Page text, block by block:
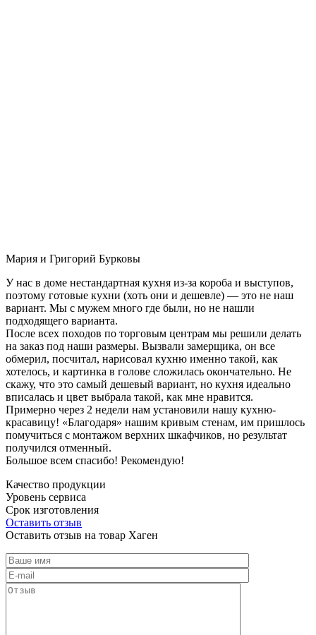
Мария и Григорий Бурковы
У нас в доме нестандартная кухня из-за короба и выступов,
поэтому готовые кухни (хоть они и дешевле) — это не наш
вариант. Мы с мужем много где были, но не нашли
подходящего варианта.
После всех походов по торговым центрам мы решили делать
на заказ под наши размеры. Вызвали замерщика, он все
обмерил, посчитал, нарисовал кухню именно такой, как
хотелось, и картинка в голове сложилась окончательно. Не
скажу, что это самый дешевый вариант, но кухня идеально
вписалась и цвет выбрала такой, как мне нравится.
Примерно через 2 недели нам установили нашу кухню-
красавицу! «Благодаря» нашим кривым стенам, им пришлось
помучиться с монтажом верхних шкафчиков, но результат
получился отменный.
Большое всем спасибо! Рекомендую!
Качество продукции
Уровень сервиса
Срок изготовления
Оставить отзыв
Оставить отзыв на товар Хаген